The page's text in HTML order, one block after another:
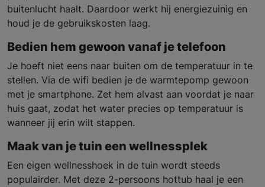
buitenlucht haalt. Daardoor werkt hij energiezuinig en
houd je de gebruikskosten laag.
Bedien hem gewoon vanaf je telefoon
Je hoeft niet eens naar buiten om de temperatuur in te
stellen. Via de wifi bedien je de warmtepomp gewoon
met je smartphone. Zet hem alvast aan voordat je naar
huis gaat, zodat het water precies op temperatuur is
wanneer jij erin wilt stappen.
Maak van je tuin een wellnessplek
Een eigen wellnesshoek in de tuin wordt steeds
populairder. Met deze 2-persoons hottub haal je een